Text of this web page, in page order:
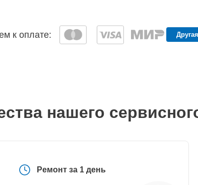
к оплате:
нашего
Ремонт за 1 день